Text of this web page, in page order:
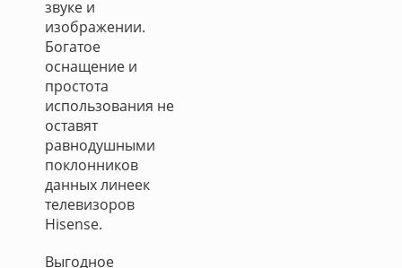
звуке и
изображении.
Богатое
оснащение и
простота
использования не
оставят
равнодушными
поклонников
данных линеек
телевизоров
Hisense.
Выгодное